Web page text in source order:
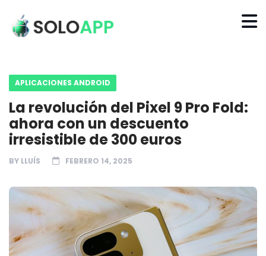
APLICACIONES ANDROID
La revolución del Pixel 9 Pro Fold:
ahora con un descuento
irresistible de 300 euros
BY LLUÍS FEBRERO 14, 2025